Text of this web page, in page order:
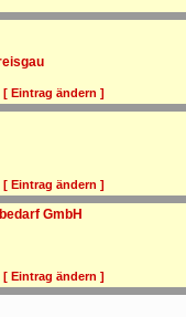
|[ Eintrag ändern ]
|[ Eintrag ändern ]
GmbH
|[ Eintrag ändern ]